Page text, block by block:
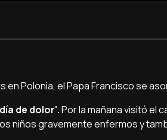
en Polonia, el Papa Francisco se
de dolor'.Por la mañana visitó el
niños gravemente enfermos y